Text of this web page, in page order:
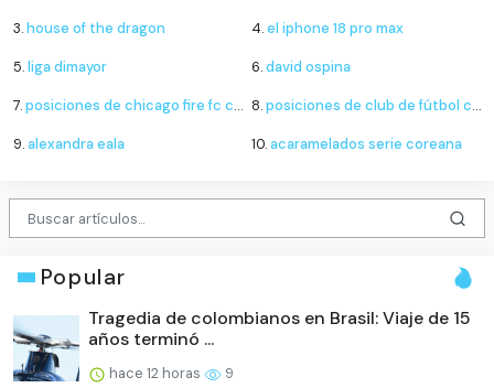
3.house of the dragon 4.el iphone 18 pro max
5.liga dimayor 6.david ospina
7.posiciones de chicago fire fc contra santos laguna 8.posiciones de club de fútbol cruz azul contra new york city football club
9.alexandra eala 10.acaramelados serie coreana
Popular
Tragedia de colombianos en Brasil: Viaje de 15
años terminó ...
hace 12 horas 9